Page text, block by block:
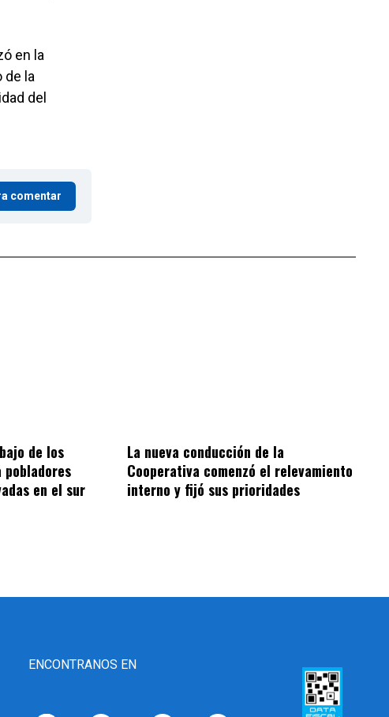
en la
de la
del
comentar
de los
pobladores
en el sur
La nueva conducción de la
Cooperativa comenzó el relevamiento
interno y fijó sus prioridades
ENCONTRANOS EN